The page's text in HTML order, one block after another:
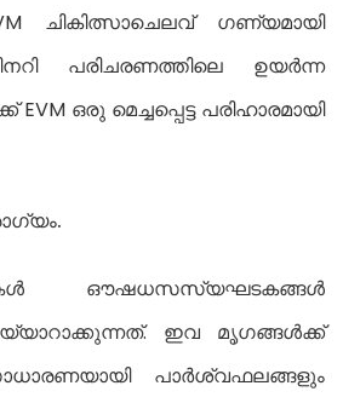
ചികിത്സാചെലവ് ഗണ്യമായി
പരിചരണത്തിലെ ഉയർന്ന
ഒരു മെച്ചപ്പെട്ട പരിഹാരമായി
ഔഷധസസ്യഘടകങ്ങൾ
ഇവ മൃഗങ്ങൾക്ക്
പാർശ്വഫലങ്ങളും